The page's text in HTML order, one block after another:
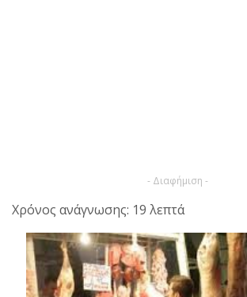
- Διαφήμιση -
Χρόνος ανάγνωσης: 19 λεπτά